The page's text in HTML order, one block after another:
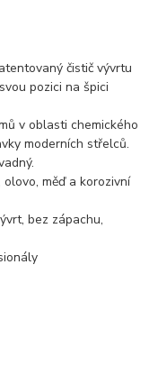
čistič vývrtu
pozici na špici
v oblasti chemického
moderních střelců.
měď a korozivní
bez zápachu,